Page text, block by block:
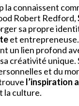
la connaissent
Robert Redford,
sa propre
et
un lien profond
créativité unique.
et du
l’inspiration
la culture.